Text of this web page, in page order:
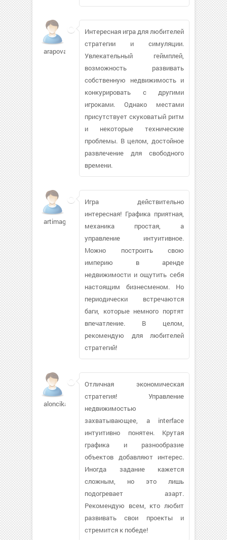
arapovae71106
Интересная игра для любителей
стратегии и симуляции.
Увлекательный геймплей,
возможность развивать
собственную недвижимость и
конкурировать с другими
игроками. Однако местами
присутствует скуковатый ритм
и некоторые технические
проблемы. В целом, достойное
развлечение для свободного
времени.
artimage600
Игра действительно
интересная! Графика приятная,
механика простая, а
управление интуитивное.
Можно построить свою
империю в аренде
недвижимости и ощутить себя
настоящим бизнесменом. Но
периодически встречаются
баги, которые немного портят
впечатление. В целом,
рекомендую для любителей
стратегий!
aloncika
Отличная экономическая
стратегия! Управление
недвижимостью
захватывающее, а interface
интуитивно понятен. Крутая
графика и разнообразие
объектов добавляют интерес.
Иногда задание кажется
сложным, но это лишь
подогревает азарт.
Рекомендую всем, кто любит
развивать свои проекты и
стремится к победе!